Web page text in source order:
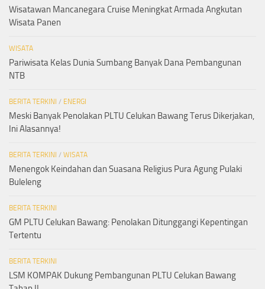
Wisatawan Mancanegara Cruise Meningkat Armada Angkutan
Wisata Panen
WISATA
Pariwisata Kelas Dunia Sumbang Banyak Dana Pembangunan
NTB
BERITA TERKINI / ENERGI
Meski Banyak Penolakan PLTU Celukan Bawang Terus Dikerjakan,
Ini Alasannya!
BERITA TERKINI / WISATA
Menengok Keindahan dan Suasana Religius Pura Agung Pulaki
Buleleng
BERITA TERKINI
GM PLTU Celukan Bawang: Penolakan Ditunggangi Kepentingan
Tertentu
BERITA TERKINI
LSM KOMPAK Dukung Pembangunan PLTU Celukan Bawang